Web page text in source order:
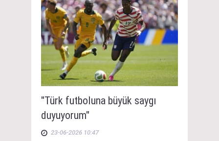
"Türk futboluna büyük saygı
duyuyorum"
23-06-2026 10:47